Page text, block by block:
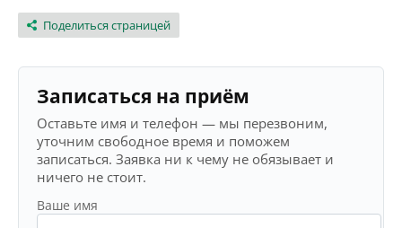
Поделиться страницей
Записаться на приём
Оставьте имя и телефон — мы перезвоним,
уточним свободное время и поможем
записаться. Заявка ни к чему не обязывает и
ничего не стоит.
Ваше имя